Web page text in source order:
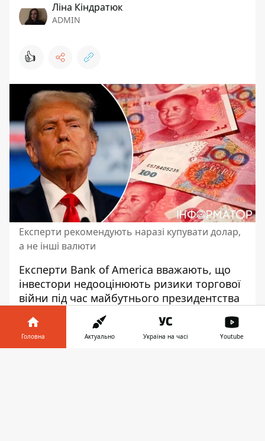
Ліна Кіндратюк
ADMIN
👍
Експерти рекомендують наразі купувати долар,
а не інші валюти
Експерти Bank of America вважають, що
інвестори недооцінюють ризики торгової
війни під час майбутнього президентства
Дональда Трампа
падіння валют ринків, що розвиваються, у
першій половині 2025 року, що є доволі
Головна Актуально Україна на часі Youtube